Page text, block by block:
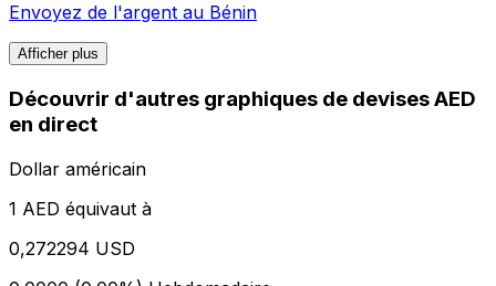
Envoyez de l'argent au Bénin
Afficher plus
Découvrir d'autres graphiques de devises AED
en direct
Dollar américain
1 AED équivaut à
0,272294 USD